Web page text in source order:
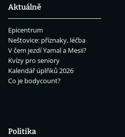
Aktuálně
Epicentrum
Neštovice: příznaky, léčba
V čem jezdí Yamal a Mesii?
Kvízy pro seniory
Kalendář úplňků 2026
Co je bodycount?
Politika